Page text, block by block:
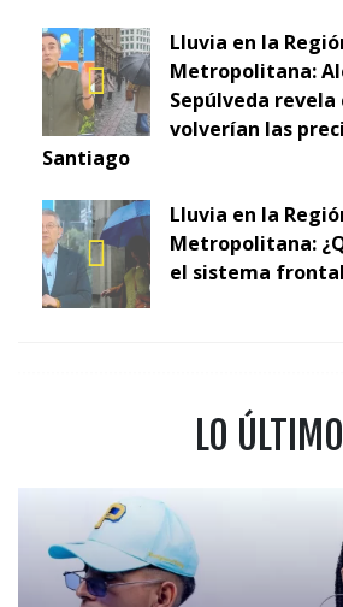
Lluvia en la
Metropolitana:
Sepúlveda revela
volverían las
Santiago
Lluvia en la
Metropolitana:
el sistema
LO ÚLTIMO